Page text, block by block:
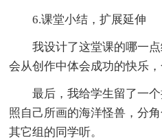
6.课堂小结，扩展延伸
我设计了这堂课的哪一点
会从创作中体会成功的快乐，
最后，我给学生留了一个
照自己所画的海洋怪兽，分
其它组的同学听。